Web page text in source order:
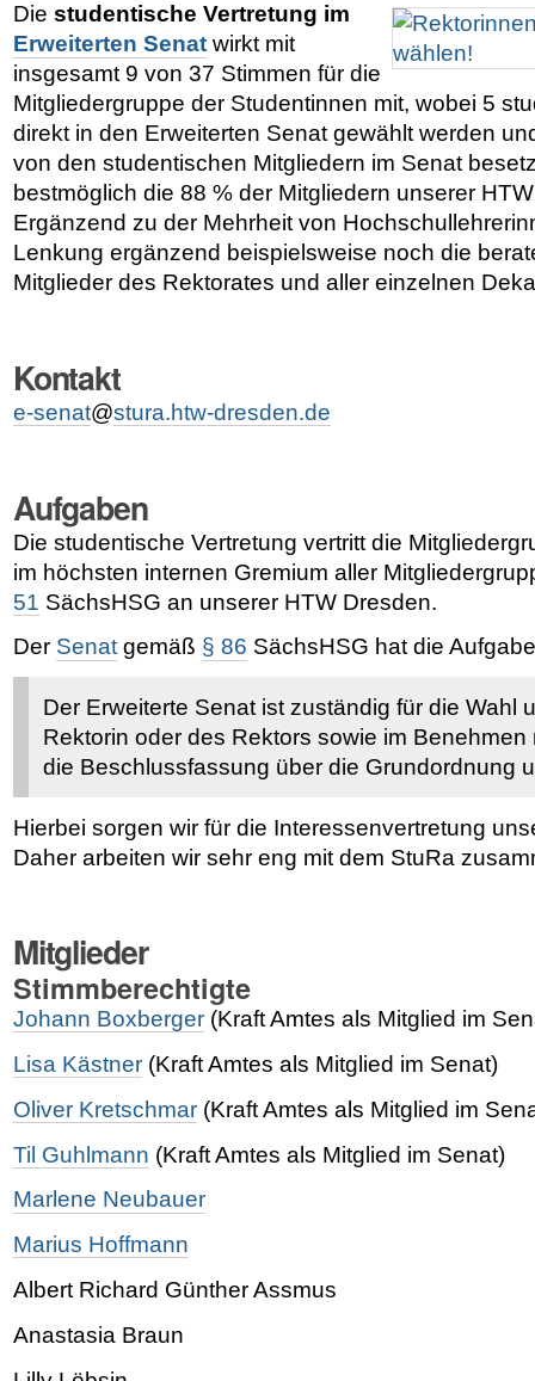
Die studentische Vertretung im
Erweiterten Senatwirkt mit
insgesamt 9 von 37 Stimmen für die
Mitgliedergruppe der Studentinnen mit, wobei 5
direkt in den Erweiterten Senat gewählt werden
von den studentischen Mitgliedern im Senat
bestmöglich die 88 % der Mitgliedern unserer
Ergänzend zu der Mehrheit von
Lenkung ergänzend beispielsweise noch die
Mitglieder des Rektorates und aller einzelnen
Kontakt
e-senat@stura.htw-dresden.de
Aufgaben
Die studentische Vertretung vertritt die
im höchsten internen Gremium aller
51 SächsHSG an unserer HTW Dresden.
Der Senatgemäß § 86 SächsHSG hat die
Der Erweiterte Senat ist zuständig für die Wahl
Rektorin oder des Rektors sowie im Benehmen
die Beschlussfassung über die Grundordnung
Hierbei sorgen wir für die Interessenvertretung
Daher arbeiten wir sehr eng mit dem StuRa
Mitglieder
Stimmberechtigte
Johann Boxberger(Kraft Amtes als Mitglied im
Lisa Kästner(Kraft Amtes als Mitglied im Senat)
Oliver Kretschmar(Kraft Amtes als Mitglied im
Til Guhlmann (Kraft Amtes als Mitglied im Senat)
Marlene Neubauer
Marius Hoffmann
Albert Richard Günther Assmus
Anastasia Braun